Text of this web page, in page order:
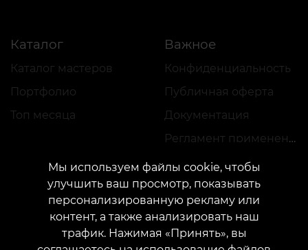
Каталог
Каталог мастеров
Портфолио
Топ месяца
Важное
Конфиденциальность
Публичная оферта
Документация
Регламент применения акций
КОНТАКТЫ
Мы используем файлы cookie, чтобы
улучшить ваш просмотр, показывать
персонализированную рекламу или
контент, а также анализировать наш
трафик. Нажимая «Принять», вы